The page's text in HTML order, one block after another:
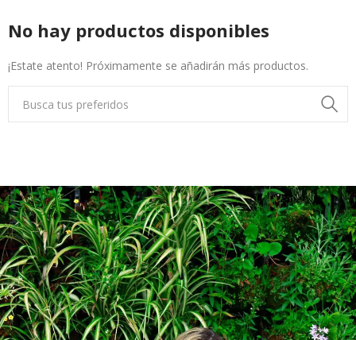
No hay productos disponibles
¡Estate atento! Próximamente se añadirán más productos.